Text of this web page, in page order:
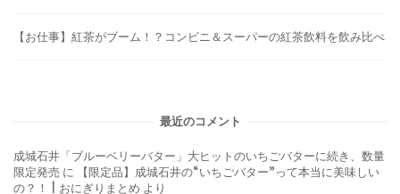
【お仕事】紅茶がブーム！？コンビニ＆スーパーの紅茶飲料を飲み比べ
最近のコメント
成城石井「ブルーベリーバター」大ヒットのいちごバターに続き、数量
限定発売 に
【限定品】成城石井の“いちごバター”って本当に美味しい
の？！ | おにぎりまとめ より